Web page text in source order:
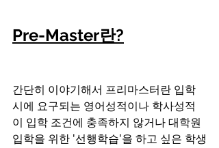
Pre-Master란?
간단히 이야기해서 프리마스터란 입학
시에 요구되는 영어성적이나 학사성적
이 입학 조건에 충족하지 않거나 대학원
입학을 위한 '선행학습'을 하고 싶은 학생